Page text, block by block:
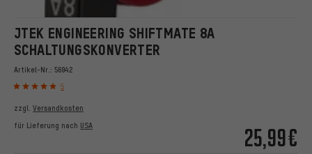
JTEK ENGINEERING SHIFTMATE 8A
SCHALTUNGSKONVERTER
Artikel-Nr.: 56942
5
25,99€
zzgl. Versandkosten
für Lieferung nach USA